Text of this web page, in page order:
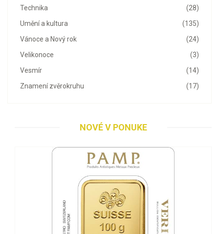
(28)
Technika
(135)
Umění a kultura
(24)
Vánoce a Nový rok
(3)
Velikonoce
(14)
Vesmír
(17)
Znamení zvěrokruhu
NOVÉ V PONUKE